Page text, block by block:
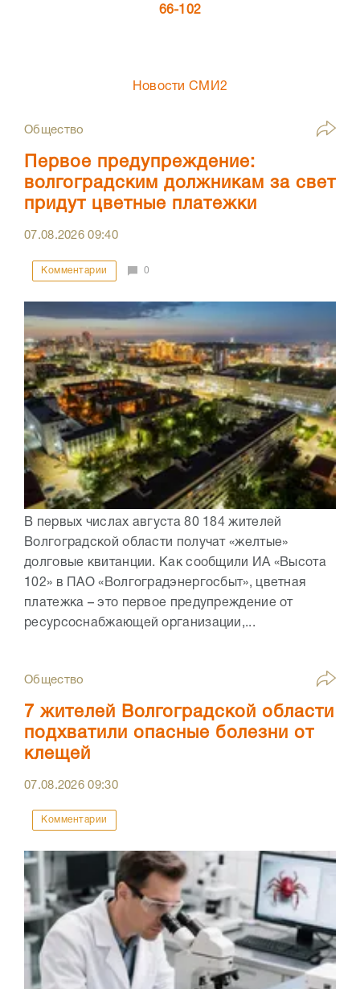
66-102
Новости СМИ2
Общество
Первое предупреждение:
волгоградским должникам за свет
придут цветные платежки
07.08.202609:40
Комментарии 0
В первых числах августа 80 184 жителей
Волгоградской области получат «желтые»
долговые квитанции. Как сообщили ИА «Высота
102» в ПАО «Волгоградэнергосбыт», цветная
платежка – это первое предупреждение от
ресурсоснабжающей организации,...
Общество
7 жителей Волгоградской области
подхватили опасные болезни от
клещей
07.08.202609:30
Комментарии